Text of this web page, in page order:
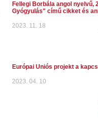
Fellegi Borbála angol
Gyógyulás" című cikket és
2023. 11. 18
Európai Uniós projekt a
2023. 04. 10